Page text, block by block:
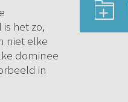
het zo,
niet elke
dominee
in